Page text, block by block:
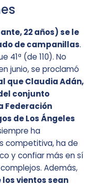
22 años) se le
de campanillas.
41ª (de 110). No
junio, se proclamó
que Claudia Adán,
conjunto
Federación
de Los Ángeles
ha
competitiva, ha de
y confiar más en sí
Además,
vientos sean